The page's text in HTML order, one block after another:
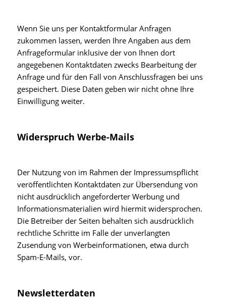
Wenn Sie uns per Kontaktformular Anfragen
zukommen lassen, werden Ihre Angaben aus dem
Anfrageformular inklusive der von Ihnen dort
angegebenen Kontaktdaten zwecks Bearbeitung der
Anfrage und für den Fall von Anschlussfragen bei uns
gespeichert. Diese Daten geben wir nicht ohne Ihre
Einwilligung weiter.
Widerspruch Werbe-Mails
Der Nutzung von im Rahmen der Impressumspflicht
veröffentlichten Kontaktdaten zur Übersendung von
nicht ausdrücklich angeforderter Werbung und
Informationsmaterialien wird hiermit widersprochen.
Die Betreiber der Seiten behalten sich ausdrücklich
rechtliche Schritte im Falle der unverlangten
Zusendung von Werbeinformationen, etwa durch
Spam-E-Mails, vor.
Newsletterdaten